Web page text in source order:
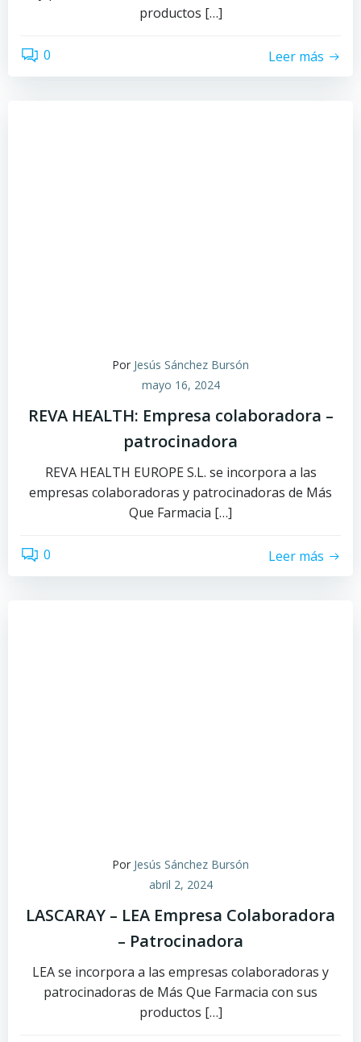
productos […]
0 Leer más
Por Jesús Sánchez Bursón
mayo 16, 2024
REVA HEALTH: Empresa colaboradora –
patrocinadora
REVA HEALTH EUROPE S.L. se incorpora a las
empresas colaboradoras y patrocinadoras de Más
Que Farmacia […]
0 Leer más
Por Jesús Sánchez Bursón
abril 2, 2024
LASCARAY – LEA Empresa Colaboradora
– Patrocinadora
LEA se incorpora a las empresas colaboradoras y
patrocinadoras de Más Que Farmacia con sus
productos […]